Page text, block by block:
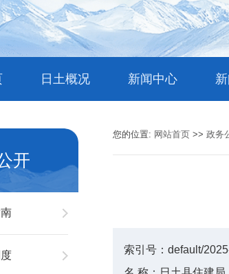
日土概况 新闻中心
开
您的位置: 网站首页 >>政务
索引号：default/